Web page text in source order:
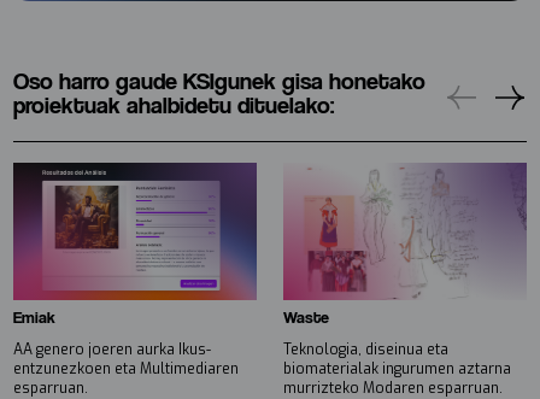
Oso harro gaude KSIgunek gisa honetako
proiektuak ahalbidetu dituelako:
Emiak
AA genero joeren aurka Ikus-
entzunezkoen eta Multimediaren
esparruan.
Waste
Teknologia, diseinua eta
biomaterialak ingurumen aztarna
murrizteko Modaren esparruan.